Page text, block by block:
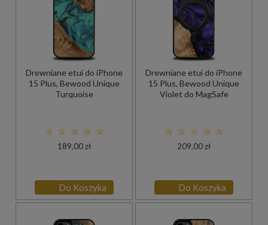
Drewniane etui do iPhone
15 Plus, Bewood Unique
Turquoise
189,00 zł
Do Koszyka
Drewniane etui do iPhone
15 Plus, Bewood Unique
Violet do MagSafe
209,00 zł
Do Koszyka